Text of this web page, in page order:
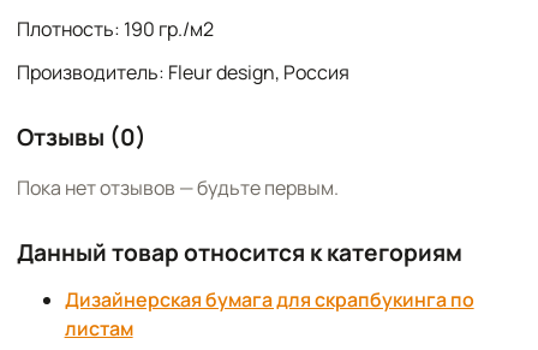
Плотность: 190 гр./м2
Производитель: Fleur design, Россия
Отзывы (0)
Пока нет отзывов — будьте первым.
Данный товар относится к категориям
Дизайнерская бумага для скрапбукинга по
листам